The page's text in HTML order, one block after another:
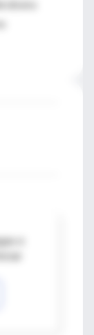
úlcera
o